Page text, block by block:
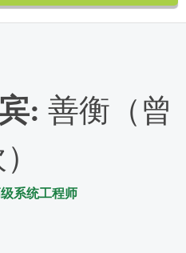
: 善衡（曾
系统工程师